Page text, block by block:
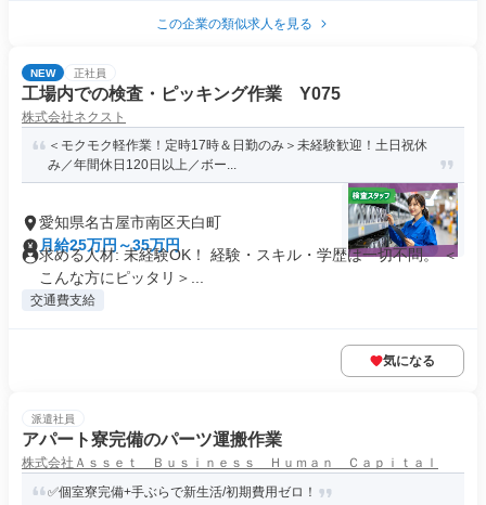
この企業の類似求人を見る
NEW 正社員
工場内での検査・ピッキング作業 Y075
株式会社ネクスト
＜モクモク軽作業！定時17時＆日勤のみ＞未経験歓迎！土日祝休
み／年間休日120日以上／ボー...
愛知県名古屋市南区天白町
月給25万円～35万円
求める人材: 未経験OK！ 経験・スキル・学歴は一切不問。 ＜
こんな方にピッタリ＞...
交通費支給
気になる
派遣社員
アパート寮完備のパーツ運搬作業
株式会社Ａｓｓｅｔ Ｂｕｓｉｎｅｓｓ Ｈｕｍａｎ Ｃａｐｉｔａｌ
✅個室寮完備+手ぶらで新生活/初期費用ゼロ！